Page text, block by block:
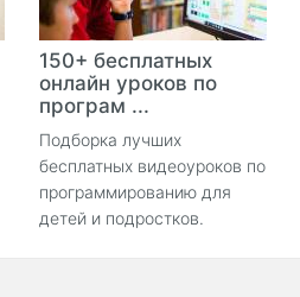
150+ бесплатных
онлайн уроков по
програм ...
Подборка лучших
бесплатных видеоуроков по
программированию для
детей и подростков.